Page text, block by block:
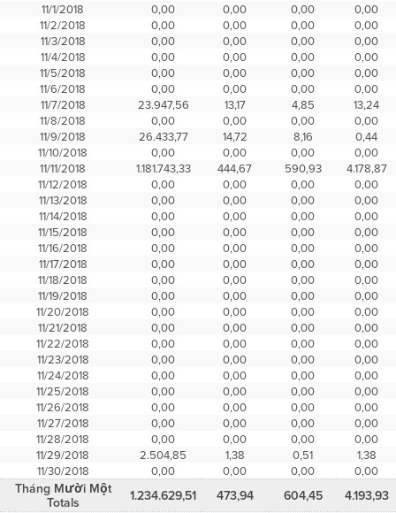
11/1/2018 0,00 0,00 0,00
0,00
11/2/2018
0,00 0,00 0,00
0,00
11/3/2018
0,00 0,00 0,00
0,00
11/4/2018
0,00 0,00 0,00
0,00
11/5/2018
0,00 0,00 0,00
0,00
11/6/2018
0,00 0,00 0,00
0,00
11/7/2018
23.947,56 13,17 4,85
13,24
11/8/2018
0,00 0,00 0,00
0,00
11/9/2018
26.433,77 14,72 8,16
0,44
11/10/2018
0,00 0,00 0,00
0,00
11/11/2018
1.181.743,33 444,67 590,93
4.178,87
11/12/2018
0,00 0,00 0,00
0,00
11/13/2018
0,00 0,00 0,00
0,00
11/14/2018
0,00 0,00 0,00
0,00
11/15/2018
0,00 0,00 0,00
0,00
11/16/2018
0,00 0,00 0,00
0,00
11/17/2018
0,00 0,00 0,00
0,00
11/18/2018
0,00 0,00 0,00
0,00
11/19/2018
0,00 0,00 0,00
0,00
11/20/2018
0,00 0,00 0,00
0,00
11/21/2018
0,00 0,00 0,00
0,00
11/22/2018
0,00 0,00 0,00
0,00
11/23/2018
0,00 0,00 0,00
0,00
11/24/2018
0,00 0,00 0,00
0,00
11/25/2018
0,00 0,00 0,00
0,00
11/26/2018
0,00 0,00 0,00
0,00
11/27/2018
0,00 0,00 0,00
0,00
11/28/2018
0,00 0,00 0,00
0,00
11/29/2018
2.504,85 1,38 0,51
1,38
11/30/2018
0,00 0,00 0,00 0,00
Tháng Mười Một
Totals
1.234.629,51 473,94 604,45 4.193,93